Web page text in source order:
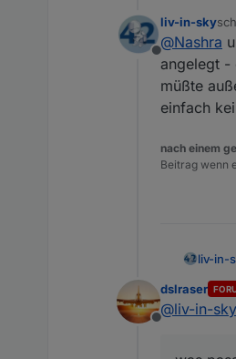
Offline
liv-in-sky
@Nashra
angelegt -
müßte
einfach
nach einem
Beitrag wenn
liv-in-
Offline
dslraser
@liv-in-sky